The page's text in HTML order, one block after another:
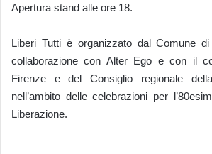
Apertura stand alle ore 18.
Liberi Tutti è organizzato dal Comune
collaborazione con Alter Ego e con il
Firenze e del Consiglio regionale
nell’ambito delle celebrazioni per
Liberazione.